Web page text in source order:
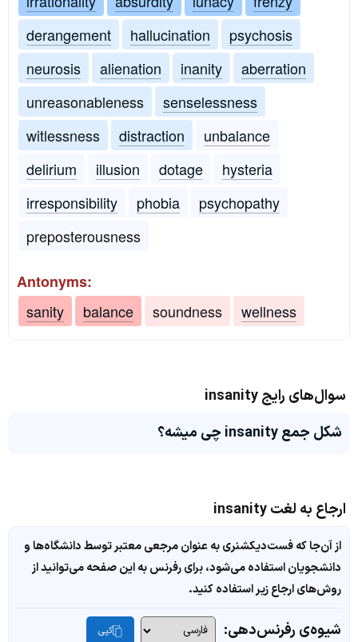
derangement
hallucination
psychosis
neurosis
alienation inanity
aberration
unreasonableness
senselessness
witlessness
distraction
unbalance
delirium
illusion dotage
hysteria
irresponsibility
phobia
psychopathy
preposterousness
Antonyms:
sanity
balance soundness wellness
سوال‌های رایج insanity
شکل جمع insanity چی میشه؟
ارجاع به لغت insanity
از آن‌جا که فست‌دیکشنری به عنوان مرجعی معتبر توسط دانشگاه‌ها و
دانشجویان استفاده می‌شود، برای رفرنس به این صفحه می‌توانید از
روش‌های ارجاع زیر استفاده کنید.
شیوه‌ی رفرنس‌دهی: کپی